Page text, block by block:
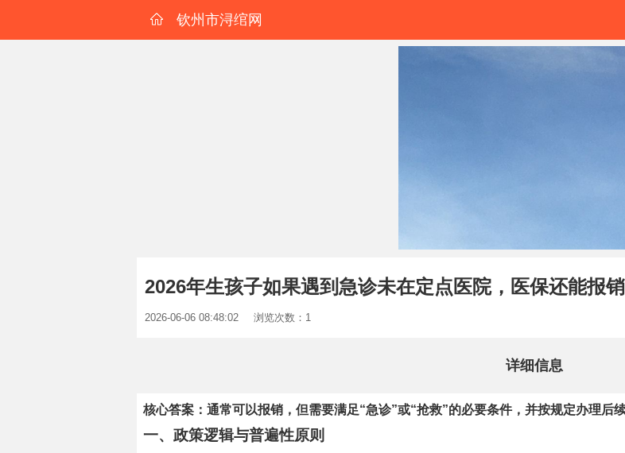
钦州市浔绾网
2026年生孩子如果遇到急诊未在定点医院，医保还能报
2026-06-06 08:48:02 浏览次数：1
详细信息
核心答案：通常可以报销，但需要满足“急诊”或“抢救”的必要条件，并按规定办理后续
一、政策逻辑与普遍性原则